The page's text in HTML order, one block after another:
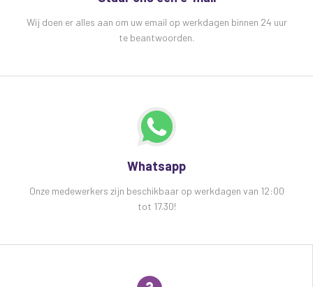
Wij doen er alles aan om uw email op werkdagen binnen 24 uur
te beantwoorden.
Whatsapp
Onze medewerkers zijn beschikbaar op werkdagen van 12:00
tot 17.30!